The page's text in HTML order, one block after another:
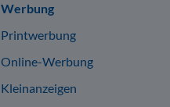
Werbung
Printwerbung
Online-Werbung
Kleinanzeigen